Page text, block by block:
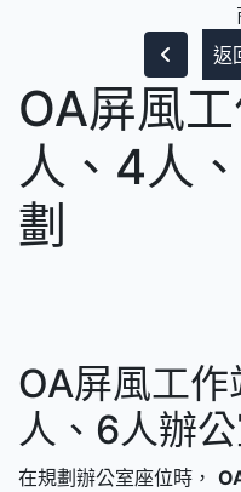
返
OA屏風
人、4人
劃
OA屏風工
人、6人辦
在規劃辦公室座位時，